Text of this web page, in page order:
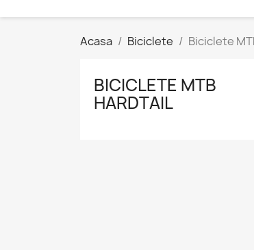
Acasa Biciclete Biciclete
BICICLETE MTB
HARDTAIL